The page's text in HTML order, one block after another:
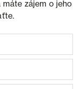
zájem o jeho